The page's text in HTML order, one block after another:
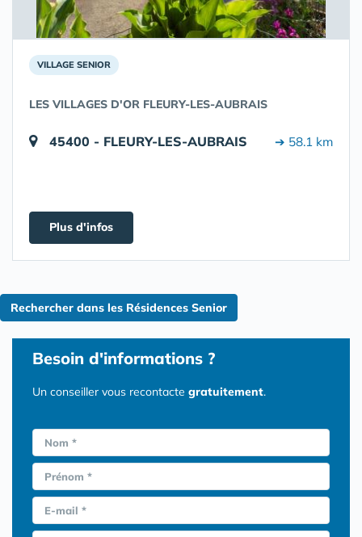
VILLAGE SENIOR
LES VILLAGES D'OR FLEURY-LES-AUBRAIS
45400 - FLEURY-LES-AUBRAIS ➔ 58.1 km
Plus d'infos
Rechercher dans les Résidences Senior
Besoin d'informations ?
Un conseiller vous recontacte gratuitement.
Nom *
Prénom *
E-mail *